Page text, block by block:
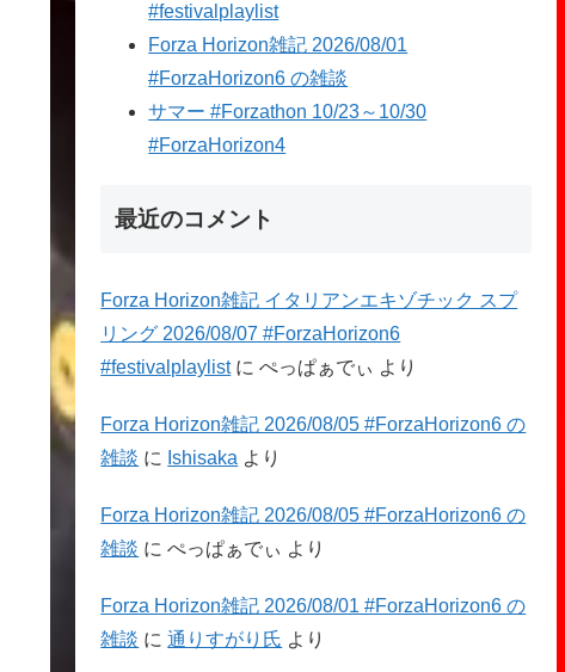
#festivalplaylist
Forza Horizon雑記 2026/08/01
#ForzaHorizon6 の雑談
サマー #Forzathon 10/23～10/30
#ForzaHorizon4
最近のコメント
Forza Horizon雑記 イタリアンエキゾチック スプ
リング 2026/08/07 #ForzaHorizon6
#festivalplaylistにぺっぱぁでぃ より
Forza Horizon雑記 2026/08/05 #ForzaHorizon6 の
雑談 に Ishisaka より
Forza Horizon雑記 2026/08/05 #ForzaHorizon6 の
雑談 にぺっぱぁでぃ より
Forza Horizon雑記 2026/08/01 #ForzaHorizon6 の
雑談 に通りすがり氏 より